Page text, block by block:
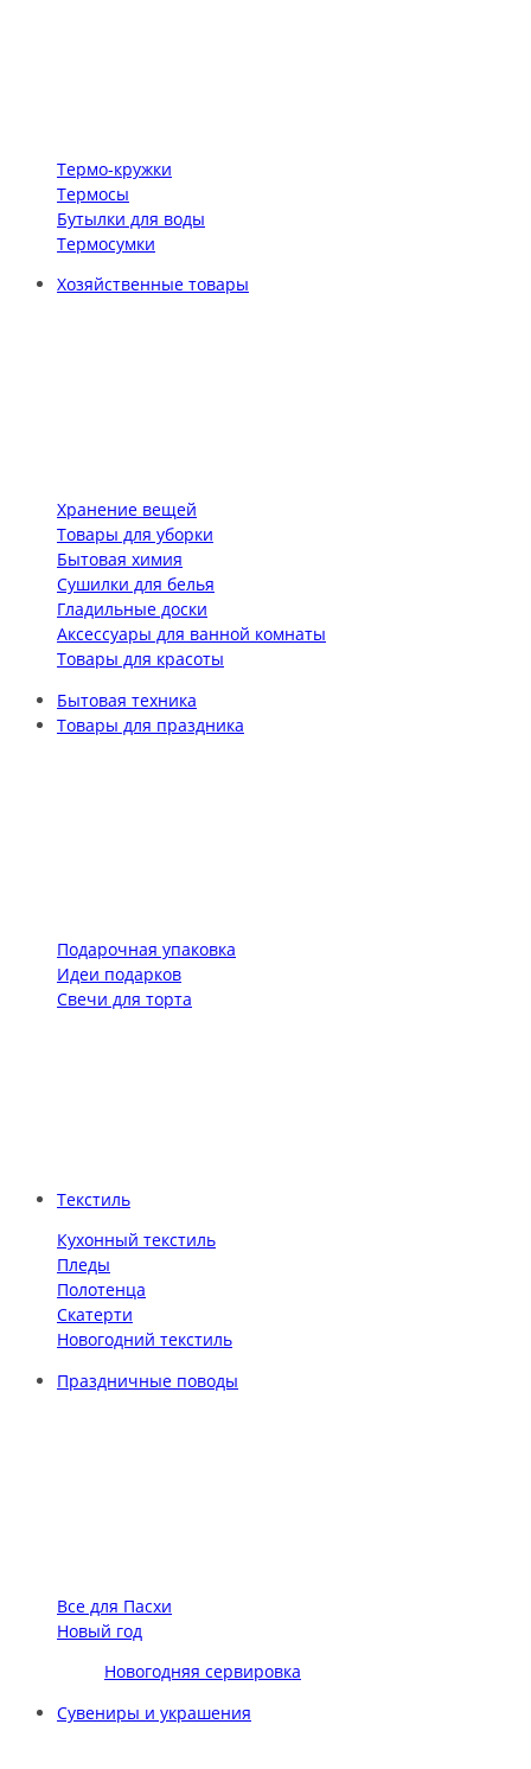
Термо-кружки
Термосы
Бутылки для воды
Термосумки
Хозяйственные товары
Хранение вещей
Товары для уборки
Бытовая химия
Сушилки для белья
Гладильные доски
Аксессуары для ванной комнаты
Товары для красоты
Бытовая техника
Товары для праздника
Подарочная упаковка
Идеи подарков
Свечи для торта
Текстиль
Кухонный текстиль
Пледы
Полотенца
Скатерти
Новогодний текстиль
Праздничные поводы
Все для Пасхи
Новый год
Новогодняя сервировка
Сувениры и украшения